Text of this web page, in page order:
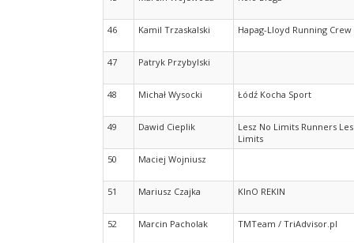
46 Kamil Trzaskalski Hapag-Lloyd Running Crew
47 Patryk Przybylski
48 Michał Wysocki Łódź Kocha Sport
49 Dawid Cieplik
Lesz No Limits Runners
Limits
50
Maciej Wojniusz
51 Mariusz Czajka KInO REKIN
52 Marcin Pacholak TMTeam / TriAdvisor.pl